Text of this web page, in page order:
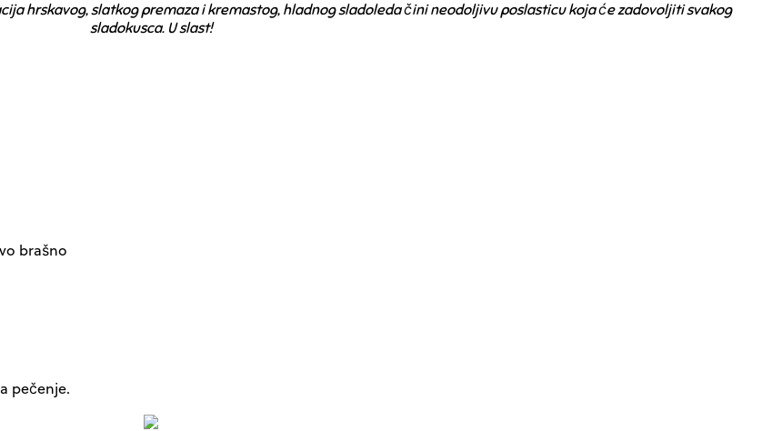
hrskavog, slatkog premaza i kremastog, hladnog sladoleda čini neodoljivu poslasticu koja će zadovoljiti svakog
sladokusca. U slast!
brašno
pečenje.